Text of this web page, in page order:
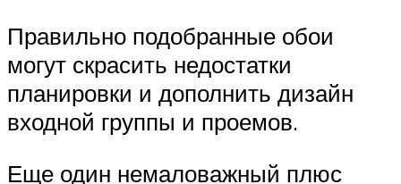
Правильно подобранные обои
могут скрасить недостатки
планировки и дополнить дизайн
входной группы и проемов.
Еще один немаловажный плюс